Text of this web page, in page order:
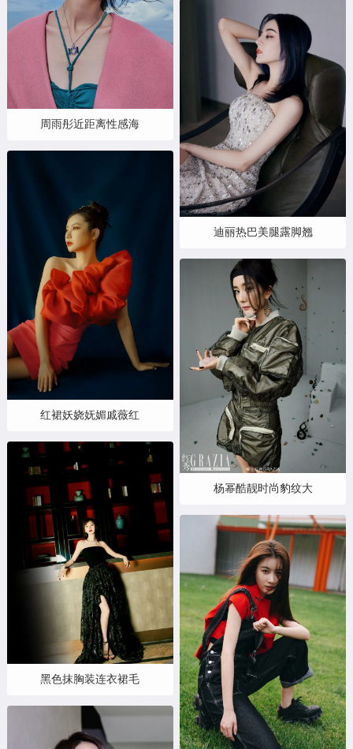
周雨彤近距离性感海
红裙妖娆妩媚戚薇红
黑色抹胸装连衣裙毛
迪丽热巴美腿露脚翘
杨幂酷靓时尚豹纹大